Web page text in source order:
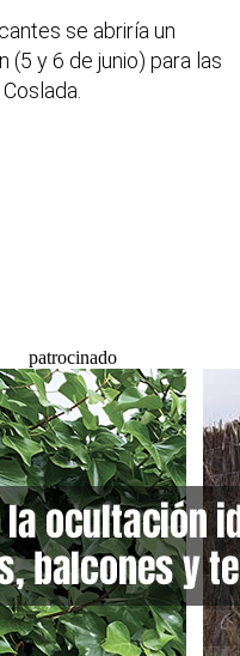
se abriría un
y 6 de junio) para las
patrocinado